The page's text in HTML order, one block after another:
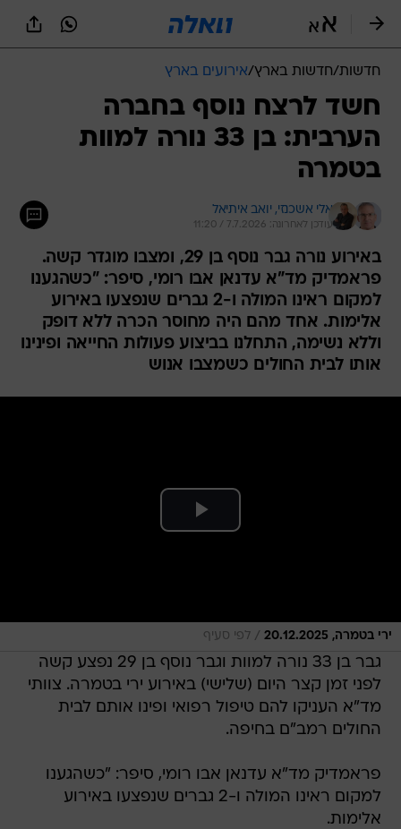
חדשות/חדשות בארץ/אירועים בארץ
חשד לרצח נוסף בחברה
הערבית: בן 33 נורה למוות
בטמרה
אלי אשכנזי, יואב איתיאל
עודכן לאחרונה: 7.7.2026 / 11:20
באירוע נורה גבר נוסף בן 29, ומצבו מוגדר קשה.
פראמדיק מד"א עדנאן אבו רומי, סיפר: "כשהגענו
למקום ראינו המולה ו-2 גברים שנפצעו באירוע
אלימות. אחד מהם היה מחוסר הכרה ללא דופק
וללא נשימה, התחלנו בביצוע פעולות החייאה ופינינו
אותו לבית החולים כשמצבו אנוש
ירי בטמרה, 20.12.2025 / לפי סעיף
גבר בן 33 נורה למוות וגבר נוסף בן 29 נפצע קשה
לפני זמן קצר היום (שלישי) באירוע ירי בטמרה. צוותי
מד"א העניקו להם טיפול רפואי ופינו אותם לבית
החולים רמב"ם בחיפה.
פראמדיק מד"א עדנאן אבו רומי, סיפר: "כשהגענו
למקום ראינו המולה ו-2 גברים שנפצעו באירוע
אלימות.